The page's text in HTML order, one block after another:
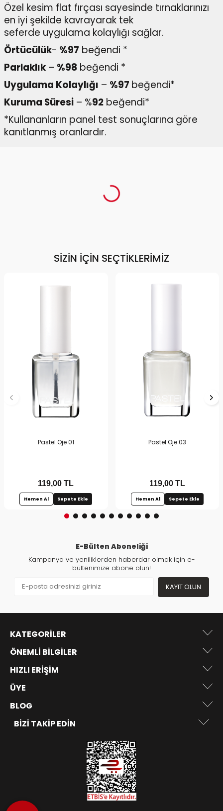
Özel kesim flat fırçası sayesinde tırnaklarınızı
en iyi şekilde kavrayarak tek
seferde uygulama kolaylığı sağlar.
Örtücülük- %97 beğendi *
Parlaklık – %98 beğendi *
Uygulama Kolaylığı – %97 beğendi*
Kuruma Süresi – %92 beğendi*
*Kullananların panel test sonuçlarına göre
kanıtlanmış oranlardır.
SIZIN İÇIN SEÇTIKLERIMIZ
Pastel Oje 01
119,00 TL
Hemen Al Sepete Ekle
Pastel Oje 03
119,00TL
Hemen Al Sepete Ekle
E-Bülten Aboneliği
Kampanya ve yeniliklerden haberdar olmak için e-
bültenimize abone olun!
KAYIT OLUN
KATEGORILER
ÖNEMLI BILGILER
HIZLI ERIŞIM
ÜYE
BLOG
BIZI TAKIP EDIN